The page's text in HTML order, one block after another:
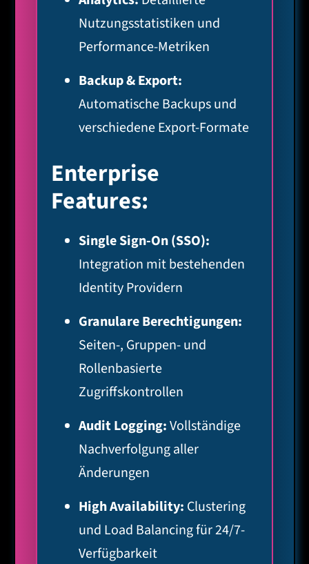
Nutzungsstatistiken und
Performance-Metriken
Backup & Export:
Automatische Backups und
verschiedene Export-Formate
Enterprise
Features:
Single Sign-On (SSO):
Integration mit bestehenden
Identity Providern
Granulare Berechtigungen:
Seiten-, Gruppen- und
Rollenbasierte
Zugriffskontrollen
Audit Logging:Vollständige
Nachverfolgung aller
Änderungen
High Availability: Clustering
und Load Balancing für 24/7-
Verfügbarkeit